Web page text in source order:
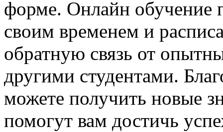
форме. Онлайн обучение
своим временем и
обратную связь от
другими студентами.
можете получить новые
помогут вам достичь